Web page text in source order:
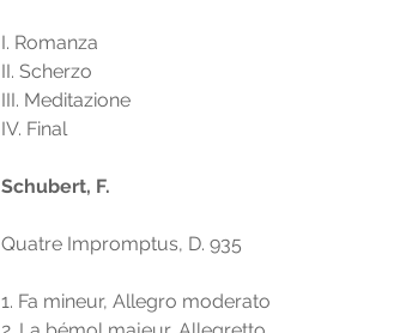
I. Romanza
II. Scherzo
III. Meditazione
IV. Final
Schubert, F.
Quatre Impromptus, D. 935
1. Fa mineur, Allegro moderato